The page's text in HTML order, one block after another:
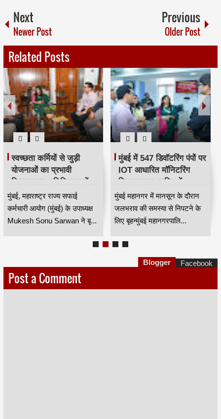
Next
Newer Post
Previous
Older Post
Related Posts
स्वच्छता कर्मियों से जुड़ी
योजनाओं का प्रभावी
क्रियान्वयन सुनिश्चित करें —
महाराष्ट्र राज्य सफाई
कर्मचारी आयोग के उपाध्यक्ष
मुकेश सोनू सरवान HKA
मुंबई, महाराष्ट्र राज्य सफाई
कर्मचारी आयोग (मुंबई) के उपाध्यक्ष
Mukesh Sonu Sarwan ने बृ...
मुंबई में 547 डिवॉटरिंग पंपों पर
IOT आधारित मॉनिटरिंग
सिस्टम लागू, बारिश में
जलभराव नियंत्रण होगा
अधिक प्रभावी
मुंबई महानगर में मानसून के दौरान
जलभराव की समस्या से निपटने के
लिए बृहन्मुंबई महानगरपालि...
Post a Comment
Blogger Facebook